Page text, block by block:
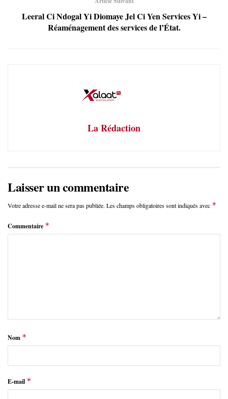
Leeral Ci Ndogal Yi Diomaye Jel Ci Yen Services Yi –
Réaménagement des services de l’État.
La Rédaction
Laisser un commentaire
Votre adresse e-mail ne sera pas publiée. Les champs obligatoires sont indiqués avec *
Commentaire *
Nom *
E-mail *